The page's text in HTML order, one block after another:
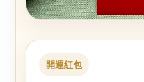
開運紅包